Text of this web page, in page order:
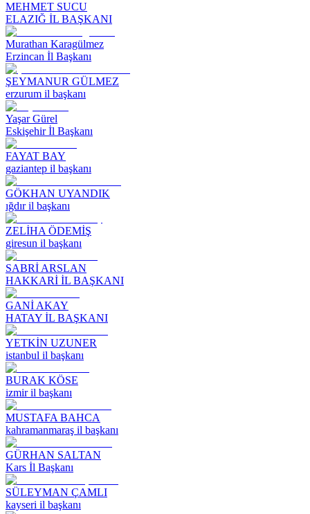
MEHMET SUCU
ELAZIĞ İL BAŞKANI
Murathan Karagülmez
Erzincan İl Başkanı
ŞEYMANUR GÜLMEZ
erzurum il başkanı
Yaşar Gürel
Eskişehir İl Başkanı
FAYAT BAY
gaziantep il başkanı
GÖKHAN UYANDIK
ığdır il başkanı
ZELİHA ÖDEMİŞ
giresun il başkanı
SABRİ ARSLAN
HAKKARİ İL BAŞKANI
GANİ AKAY
HATAY İL BAŞKANI
YETKİN UZUNER
istanbul il başkanı
BURAK KÖSE
izmir il başkanı
MUSTAFA BAHCA
kahramanmaraş il başkanı
GÜRHAN SALTAN
Kars İl Başkanı
SÜLEYMAN ÇAMLI
kayseri il başkanı